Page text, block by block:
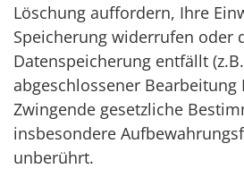
Löschung auffordern, Ihre
Speicherung widerrufen oder
Datenspeicherung entfällt
abgeschlossener Bearbeitung
Zwingende gesetzliche
insbesondere
unberührt.